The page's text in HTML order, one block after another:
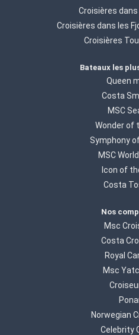
Croisières
Croisières dans les
Croisières
Bateaux les
Queen
Costa
MSC
Wonder of
Symphony
MSC
Icon of
Costa
Nos
Msc
Costa
Royal
Msc
Norwegian
Celebrity